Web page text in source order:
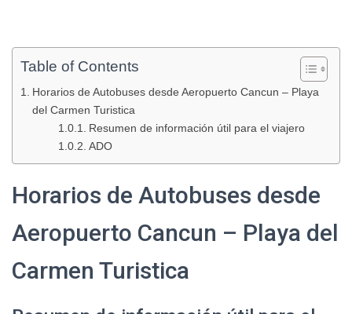
Table of Contents
Horarios de Autobuses desde Aeropuerto Cancun – Playa
del Carmen Turistica
Resumen de información útil para el viajero
ADO
Horarios de Autobuses desde
Aeropuerto Cancun – Playa del
Carmen Turistica